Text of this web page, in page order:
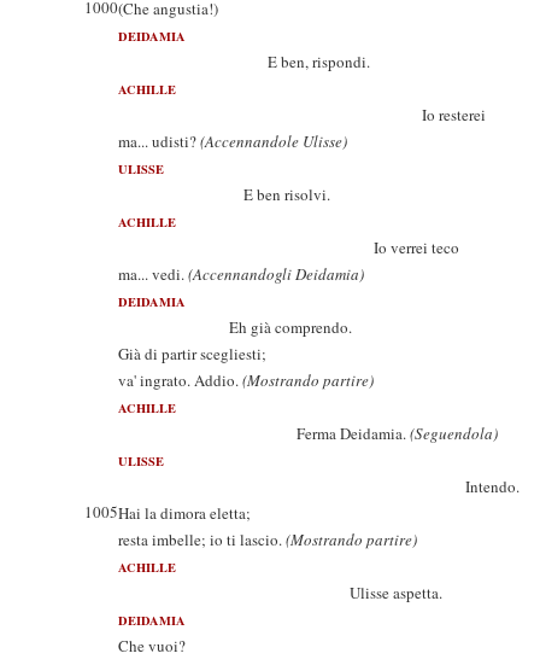
1000(Che angustia!)
DEIDAMIA
E ben, rispondi.
ACHILLE
Io resterei
ma... udisti?(Accennandole Ulisse)
ULISSE
E ben risolvi.
ACHILLE
Io verrei teco
ma... vedi.(Accennandogli Deidamia)
DEIDAMIA
Eh già comprendo.
Già di partir scegliesti;
va' ingrato. Addio.(Mostrando partire)
ACHILLE
Ferma Deidamia.(Seguendola)
ULISSE
Intendo.
1005Hai la dimora eletta;
resta imbelle; io ti lascio.(Mostrando partire)
ACHILLE
Ulisse aspetta.
DEIDAMIA
Che vuoi?